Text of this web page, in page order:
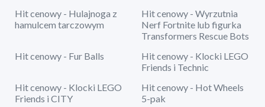
Hit cenowy - Hulajnoga z
hamulcem tarczowym
Hit cenowy - Wyrzutnia
Nerf Fortnite lub figurka
Transformers Rescue Bots
Hit cenowy - Fur Balls
Hit cenowy - Klocki LEGO
Friends i Technic
Hit cenowy - Klocki LEGO
Friends i CITY
Hit cenowy - Hot Wheels
5-pak